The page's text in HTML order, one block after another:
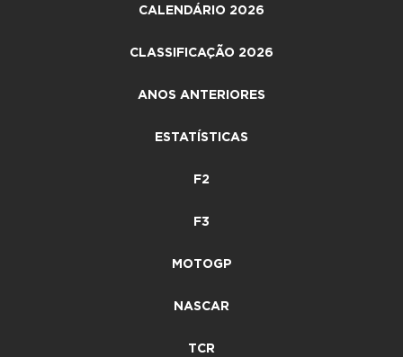
CALENDÁRIO 2026
CLASSIFICAÇÃO 2026
ANOS ANTERIORES
ESTATÍSTICAS
F2
F3
MOTOGP
NASCAR
TCR